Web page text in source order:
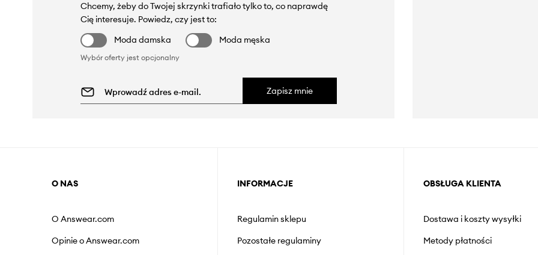
Chcemy, żeby do Twojej skrzynki trafiało tylko to, co naprawdę
Cię interesuje. Powiedz, czy jest to:
Moda damska
Moda męska
Wybór oferty jest opcjonalny
Zapisz mnie
O NAS
O Answear.com
Opinie o Answear.com
INFORMACJE
Regulamin sklepu
Pozostałe regulaminy
OBSŁUGA KLIENTA
Dostawa i koszty wysyłki
Metody płatności